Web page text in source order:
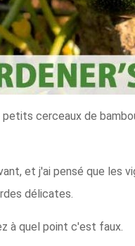
petits cerceaux de
et j'ai pensé que les
délicates.
à quel point c'est faux.